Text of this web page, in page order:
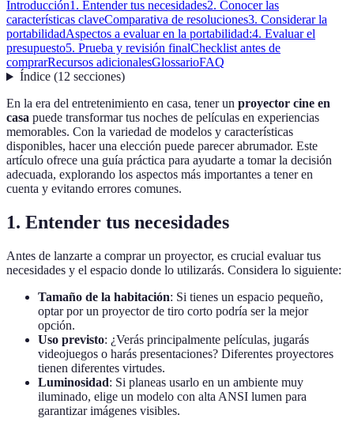
Introducción1. Entender tus necesidades2. Conocer las
características claveComparativa de resoluciones3. Considerar la
portabilidadAspectos a evaluar en la portabilidad:4. Evaluar el
presupuesto5. Prueba y revisión finalChecklist antes de
comprarRecursos adicionalesGlossarioFAQ
Índice(12 secciones)
En la era del entretenimiento en casa, tener un proyector cine en
casa puede transformar tus noches de películas en experiencias
memorables. Con la variedad de modelos y características
disponibles, hacer una elección puede parecer abrumador. Este
artículo ofrece una guía práctica para ayudarte a tomar la decisión
adecuada, explorando los aspectos más importantes a tener en
cuenta y evitando errores comunes.
1. Entender tus necesidades
Antes de lanzarte a comprar un proyector, es crucial evaluar tus
necesidades y el espacio donde lo utilizarás. Considera lo siguiente:
Tamaño de la habitación: Si tienes un espacio pequeño,
optar por un proyector de tiro corto podría ser la mejor
opción.
Uso previsto: ¿Verás principalmente películas, jugarás
videojuegos o harás presentaciones? Diferentes proyectores
tienen diferentes virtudes.
Luminosidad: Si planeas usarlo en un ambiente muy
iluminado, elige un modelo con alta ANSI lumen para
garantizar imágenes visibles.